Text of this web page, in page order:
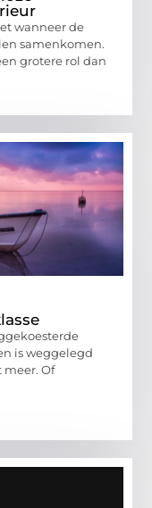
wanneer de
samenkomen.
grotere rol dan
is weggelegd
Of